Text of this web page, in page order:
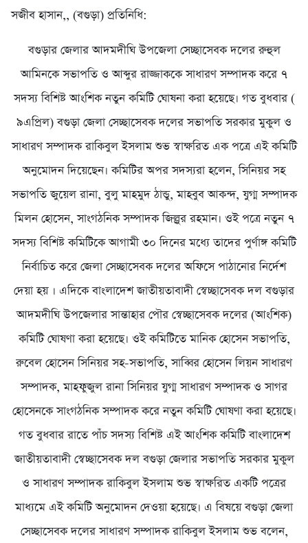
সজীব হাসান,, (বগুড়া) প্রতিনিধি:
বগুড়ার জেলার আদমদীঘি উপজেলা সেচ্ছাসেবক দলের রুহুল
আমিনকে সভাপতি ও আব্দুর রাজ্জাককে সাধারণ সম্পাদক করে ৭
সদস্য বিশিষ্ট আংশিক নতুন কমিটি ঘোষনা করা হয়েছে। গত বুধবার (
৯এপ্রিল) বগুড়া জেলা সেচ্ছাসেবক দলের সভাপতি সরকার মুকুল ও
সাধারণ সম্পাদক রাকিবুল ইসলাম শুভ স্বাক্ষরিত এক পত্রে এই কমিটি
অনুমোদন দিয়েছেন। কমিটির অপর সদস্যরা হলেন, সিনিয়র সহ
সভাপতি জুয়েল রানা, বুলু মাহমুদ ঠান্ডু, মাহবুব আকন্দ, যুগ্ম সম্পাদক
মিলন হোসেন, সাংগঠনিক সম্পাদক জিল্লুর রহমান। ওই পত্রে নতুন ৭
সদস্য বিশিষ্ট কমিটিকে আগামী ৩০ দিনের মধ্যে তাদের পুর্ণাঙ্গ কমিটি
নির্বাচিত করে জেলা সেচ্ছাসেবক দলের অফিসে পাঠানোর নির্দেশ
দেয়া হয় । এদিকে বাংলাদেশ জাতীয়তাবাদী স্বেচ্ছাসেবক দল বগুড়ার
আদমদীঘি উপজেলার সান্তাহার পৌর স্বেচ্ছাসেবক দলের (আংশিক)
কমিটি ঘোষণা করা হয়েছে। ওই কমিটিতে মানিক হোসেন সভাপতি,
রুবেল হোসেন সিনিয়র সহ-সভাপতি, সাব্বির হোসেন লিয়ন সাধারণ
সম্পাদক, মাহফুজুল রানা সিনিয়র যুগ্ম সাধারণ সম্পাদক ও সাগর
হোসেনকে সাংগঠনিক সম্পাদক করে নতুন কমিটি ঘোষণা করা হয়েছে।
গত বুধবার রাতে পাঁচ সদস্য বিশিষ্ট এই আংশিক কমিটি বাংলাদেশ
জাতীয়তাবাদী স্বেচ্ছাসেবক দল বগুড়া জেলার সভাপতি সরকার মুকুল
ও সাধারণ সম্পাদক রাকিবুল ইসলাম শুভ স্বাক্ষরিত একটি পত্রের
মাধ্যমে এই কমিটি অনুমোদন দেওয়া হয়েছে। এ বিষয়ে বগুড়া জেলা
সেচ্ছাসেবক দলের সাধারণ সম্পাদক রাকিবুল ইসলাম শুভ বলেন,